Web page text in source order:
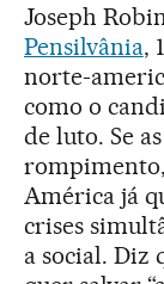
Joseph
Pensilvânia,
norte-
como o
de luto. Se
rompimento,
América já
crises
a social. Diz